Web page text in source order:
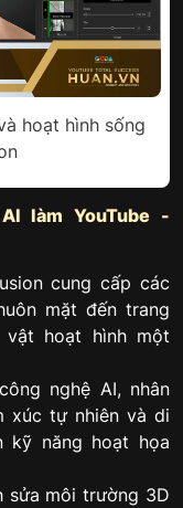
hoạt hình sống
làm YouTube -
cung cấp các
mặt đến trang
vật hoạt hình một
nghệ AI, nhân
xúc tự nhiên và di
kỹ năng hoạt họa
sửa môi trường 3D